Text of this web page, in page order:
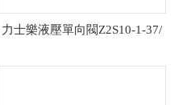
力士樂液壓單向閥Z2S10-1-37/